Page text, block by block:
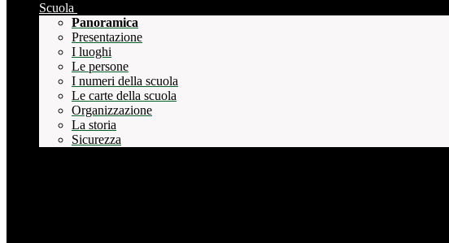
Scuola
Panoramica
Presentazione
I luoghi
Le persone
I numeri della scuola
Le carte della scuola
Organizzazione
La storia
Sicurezza